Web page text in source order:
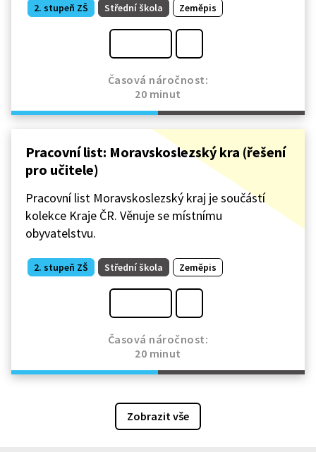
2. stupeň ZŠ Střední škola Zeměpis
Časová náročnost:
20 minut
Pracovní list: Moravskoslezský kra (řešení
pro učitele)
Pracovní list Moravskoslezský kraj je součástí
kolekce Kraje ČR. Věnuje se místnímu
obyvatelstvu.
2. stupeň ZŠ Střední škola Zeměpis
Časová náročnost:
20 minut
Zobrazit vše